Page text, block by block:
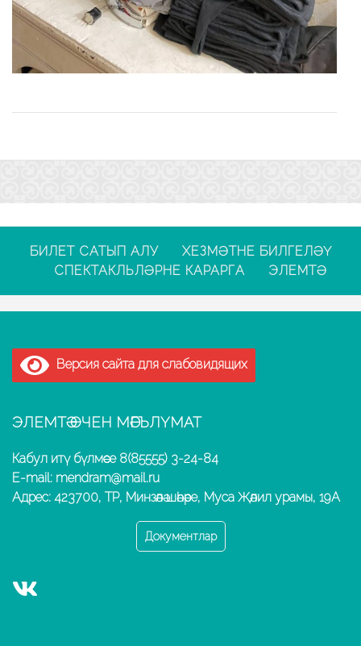
БИЛЕТ САТЫП АЛУ
ХЕЗМӘТНЕ БИЛГЕЛӘҮ
СПЕКТАКЛЬЛӘРНЕ КАРАРГА
ЭЛЕМТӘ
Версия сайта для слабовидящих
ЭЛЕМТӘ ӨЧЕН МӘГЪЛҮМАТ
Кабул итү бүлмәсе 8(85555) 3-24-84
E-mail: mendram@mail.ru
Адрес: 423700, ТР, Минзәлә шәһәре, Муса Җәлил урамы, 19А
Документлар